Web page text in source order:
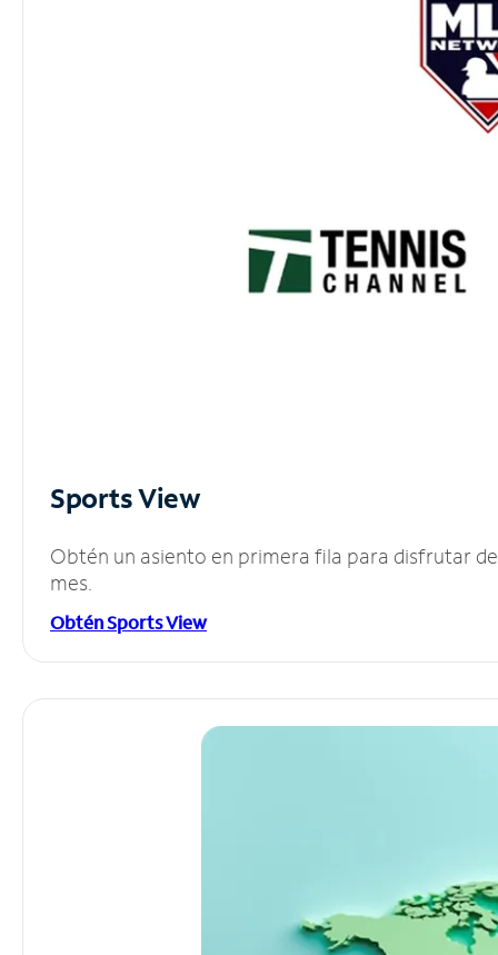
Sports View
Obtén un asiento en primera fila para disfrutar
mes.
Obtén Sports View